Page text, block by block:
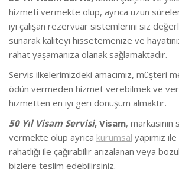
hizmeti vermekte olup, ayrıca uzun süreler
iyi çalışan rezervuar sistemlerini siz
sunarak kaliteyi hissetemenize ve
rahat yaşamanıza olanak sağlamaktadır.
Servis ilkelerimizdeki amacımız, müşteri
ödün vermeden hizmet verebilmek ve
hizmetten en iyi geri dönüşüm almaktır.
50 Yıl Visam Servisi, Visam,
vermekte olup ayrıca kurumsal yapımız
rahatlığı ile çağırabilir arızalanan veya
bizlere teslim edebilirsiniz.